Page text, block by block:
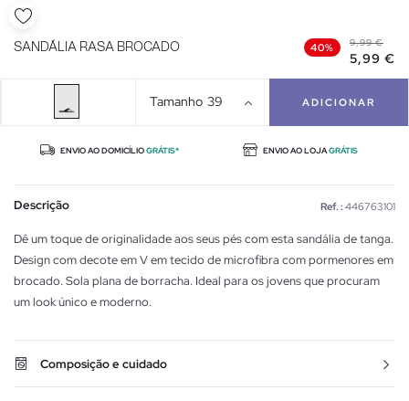
SANDÁLIA RASA BROCADO 40% 9,99 €
5,99 €
Tamanho 39 ADICIONAR
ENVIO AO DOMICÍLIOGRÁTIS* ENVIO AO LOJAGRÁTIS
Descrição Ref. : 446763101
Dê um toque de originalidade aos seus pés com esta sandália de tanga.
Design com decote em V em tecido de microfibra com pormenores em
brocado. Sola plana de borracha. Ideal para os jovens que procuram
um look único e moderno.
Composição e cuidado